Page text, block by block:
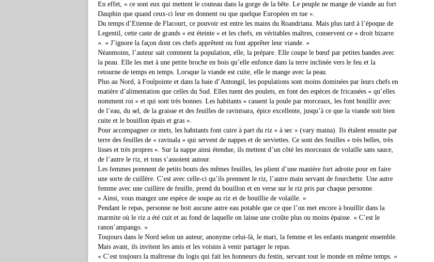
En effet, « ce sont eux qui mettent le couteau dans la gorge de la bête. Le peuple ne mange de viande au fort
Dauphin que quand ceux-ci leur en donnent ou que quelque Européen en tue ».
Du temps d’Etienne de Flacourt, ce pouvoir est entre les mains du Roandriana. Mais plus tard à l’époque de
Legentil, cette caste de grands « est éteinte » et les chefs, en véritables maîtres, conservent ce « droit bizarre
». « J’ignore la façon dont ces chefs apprêtent ou font apprêter leur viande. »
Néanmoins, l’auteur sait comment la population, elle, la prépare. Elle coupe le bœuf par petites bandes avec
la peau. Elle les met à une petite broche en bois qu’elle enfonce dans la terre inclinée vers le feu et la
retourne de temps en temps. Lorsque la viande est cuite, elle le mange avec la peau.
Plus au Nord, à Foulpointe et dans la baie d’Antongil, les populations sont moins dominées par leurs chefs en
matière d’alimentation que celles du Sud. Elles tuent des poulets, en font des espèces de fricassées « qu’elles
nomment roi » et qui sont très bonnes. Les habitants « cassent la poule par morceaux, les font bouillir avec
de l’eau, du sel, de la graisse et des feuilles de ravintsara, épice excellente, jusqu’à ce que la viande soit bien
cuite et le bouillon épais et gras ».
Pour accompagner ce mets, les habitants font cuire à part du riz « à sec » (vary maina). Ils étalent ensuite par
terre des feuilles de « ravinala » qui servent de nappes et de serviettes. Ce sont des feuilles « très belles, très
lisses et très propres ». Sur la nappe ainsi étendue, ils mettent d’un côté les morceaux de volaille sans sauce,
de l’autre le riz, et tous s’assoient autour.
Les femmes prennent de petits bouts des mêmes feuilles, les plient d’une manière fort adroite pour en faire
une sorte de cuillère. C’est avec celle-ci qu’ils prennent le riz, l’autre main servant de fourchette. Une autre
femme avec une cuillère de feuille, prend du bouillon et en verse sur le riz pris par chaque personne.
« Ainsi, vous mangez une espèce de soupe au riz et de bouillie de volaille. »
Pendant le repas, personne ne boit aucune autre eau potable que ce que l’on met encore à bouillir dans la
marmite où le riz a été cuit et au fond de laquelle on laisse une croûte plus ou moins épaisse. « C’est le
ranon’ampango. »
Toujours dans le Nord selon un auteur, anonyme celui-là, le mari, la femme et les enfants mangent ensemble.
Mais avant, ils invitent les amis et les voisins à venir partager le repas.
« C’est toujours la maîtresse du logis qui fait les honneurs du festin, servant tout le monde en même temps. »